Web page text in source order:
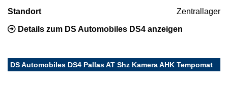
Standort Zentrallager
Details zum DS Automobiles DS4 anzeigen
DS Automobiles DS4 Pallas AT Shz Kamera AHK Tempomat